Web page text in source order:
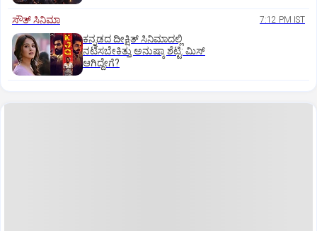
ಸೌತ್‌ ಸಿನಿಮಾ 7:12 PM IST
ಕನ್ನಡದ ದೀಕ್ಷಿತ್‌ ಸಿನಿಮಾದಲ್ಲಿ
ನಟಿಸಬೇಕಿತ್ತು ಅನುಷ್ಕಾ ಶೆಟ್ಟಿ: ಮಿಸ್‌
ಆಗಿದ್ದೇಗೆ?